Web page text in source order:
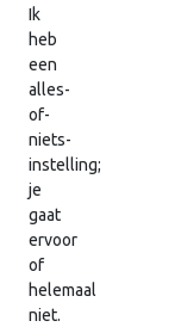
Ik
heb
een
alles-
of-
niets-
instelling;
je
gaat
ervoor
of
helemaal
niet.